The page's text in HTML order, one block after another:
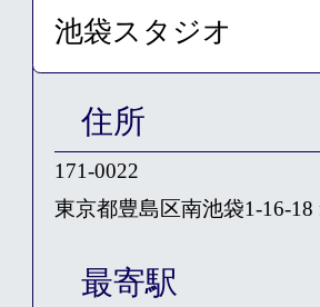
住所
171-0022
東京都豊島区南池袋1-16-18
最寄駅